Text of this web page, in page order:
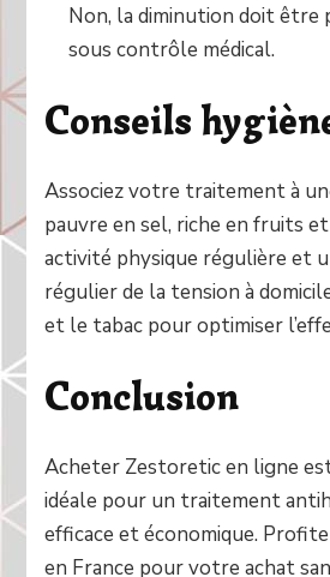
Non, la diminution doit être
sous contrôle médical.
Conseils
Associez votre traitement à
pauvre en sel, riche en fruits
activité physique régulière et
régulier de la tension à
et le tabac pour optimiser
Conclusion
Acheter Zestoretic en ligne
idéale pour un traitement
efficace et économique.
en France pour votre achat